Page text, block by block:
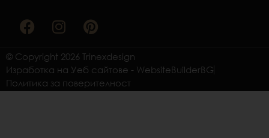
a
c
e
b
o
o
n
s
t
a
g
r
i
n
t
e
r
e
© Copyright 2026 Trinexdesign
Изработка на Уеб сайтове - WebsiteBuilderBG
Политика за поверителност